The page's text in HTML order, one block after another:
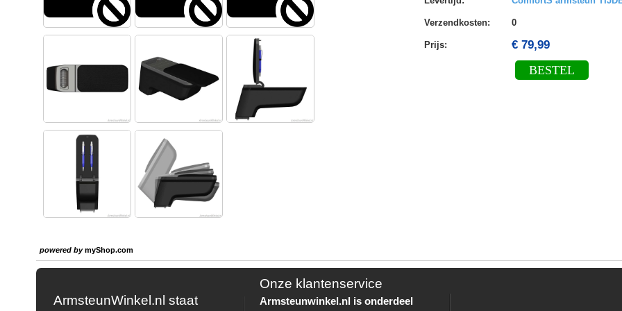
Verzendkosten: 0
Prijs: € 79,99
BESTEL
powered bymyShop.com
ArmsteunWinkel.nl staat
Onze klantenservice
Armsteunwinkel.nl is onderdeel